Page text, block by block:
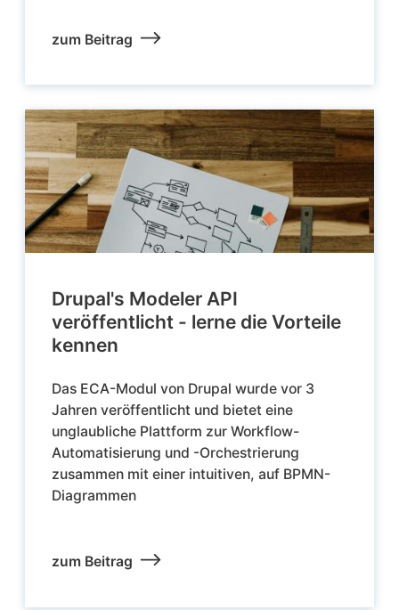
zum Beitrag
Drupal's Modeler API
veröffentlicht - lerne die Vorteile
kennen
Das ECA-Modul von Drupal wurde vor 3
Jahren veröffentlicht und bietet eine
unglaubliche Plattform zur Workflow-
Automatisierung und -Orchestrierung
zusammen mit einer intuitiven, auf BPMN-
Diagrammen
zum Beitrag